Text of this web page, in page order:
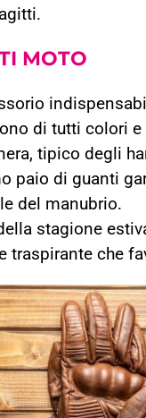
MOTO
di tutti colori
tipico degli
paio di guanti
del manubrio.
stagione
traspirante che